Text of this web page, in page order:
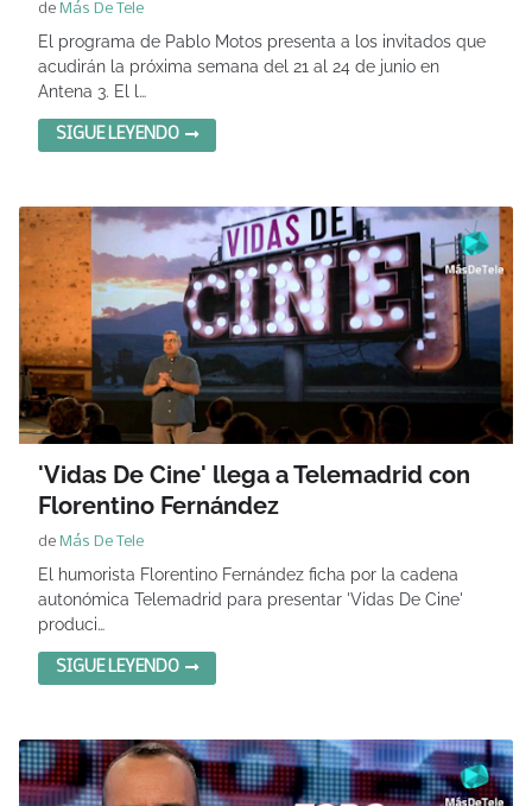
de Más De Tele
El programa de Pablo Motos presenta a los invitados que
acudirán la próxima semana del 21 al 24 de junio en
Antena 3. El l…
SIGUE LEYENDO
'Vidas De Cine' llega a Telemadrid con
Florentino Fernández
de Más De Tele
El humorista Florentino Fernández ficha por la cadena
autonómica Telemadrid para presentar 'Vidas De Cine'
produci…
SIGUE LEYENDO